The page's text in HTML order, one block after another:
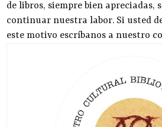
de libros, siempre bien apreciadas,
continuar nuestra labor. Si usted
este motivo escríbanos a nuestro